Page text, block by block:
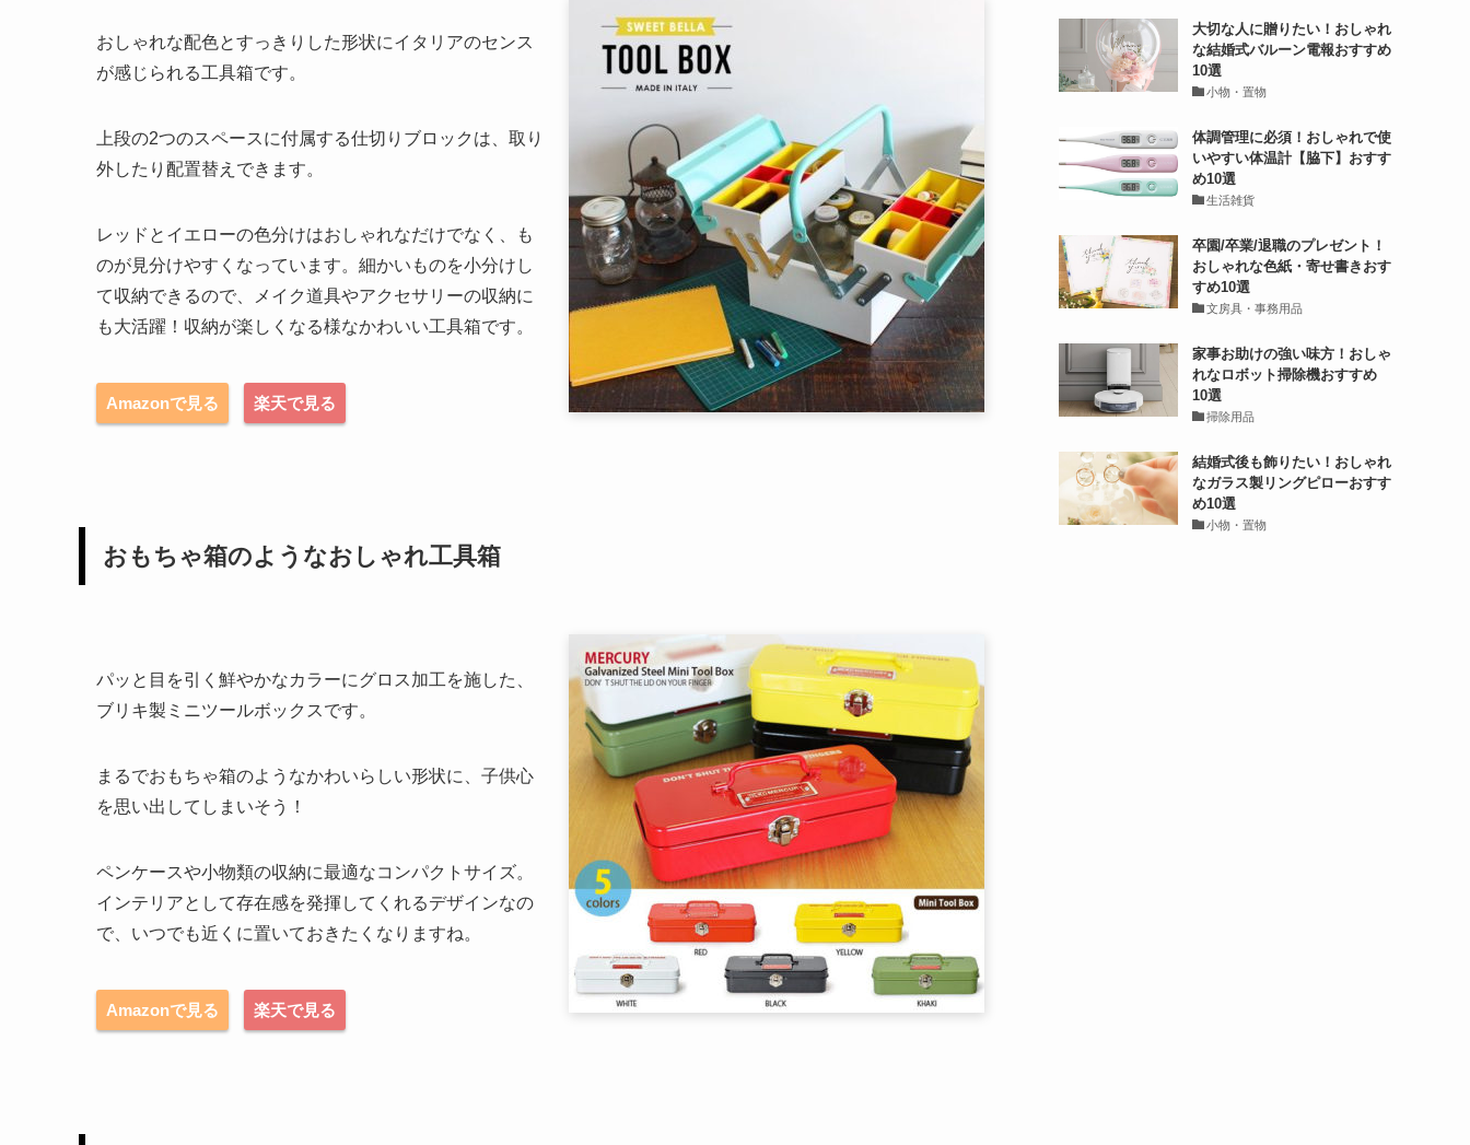
おしゃれな配色とすっきりした形状にイタリアのセンス
が感じられる工具箱です。
上段の2つのスペースに付属する仕切りブロックは、取り
外したり配置替えできます。
レッドとイエローの色分けはおしゃれなだけでなく、も
のが見分けやすくなっています。細かいものを小分けし
て収納できるので、メイク道具やアクセサリーの収納に
も大活躍！収納が楽しくなる様なかわいい工具箱です。
Amazonで見る 楽天で見る
おもちゃ箱のようなおしゃれ工具箱
パッと目を引く鮮やかなカラーにグロス加工を施した、
ブリキ製ミニツールボックスです。
まるでおもちゃ箱のようなかわいらしい形状に、子供心
を思い出してしまいそう！
ペンケースや小物類の収納に最適なコンパクトサイズ。
インテリアとして存在感を発揮してくれるデザインなの
で、いつでも近くに置いておきたくなりますね。
Amazonで見る 楽天で見る
大切な人に贈りたい！おしゃれ
な結婚式バルーン電報おすすめ
10選
小物・置物
体調管理に必須！おしゃれで使
いやすい体温計【脇下】おすす
め10選
生活雑貨
卒園/卒業/退職のプレゼント！
おしゃれな色紙・寄せ書きおす
すめ10選
文房具・事務用品
家事お助けの強い味方！おしゃ
れなロボット掃除機おすすめ
10選
掃除用品
結婚式後も飾りたい！おしゃれ
なガラス製リングピローおすす
め10選
小物・置物